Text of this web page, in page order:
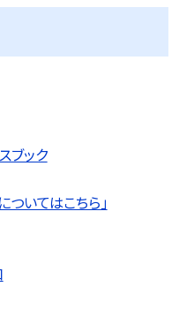
ブック
いてはこちら」